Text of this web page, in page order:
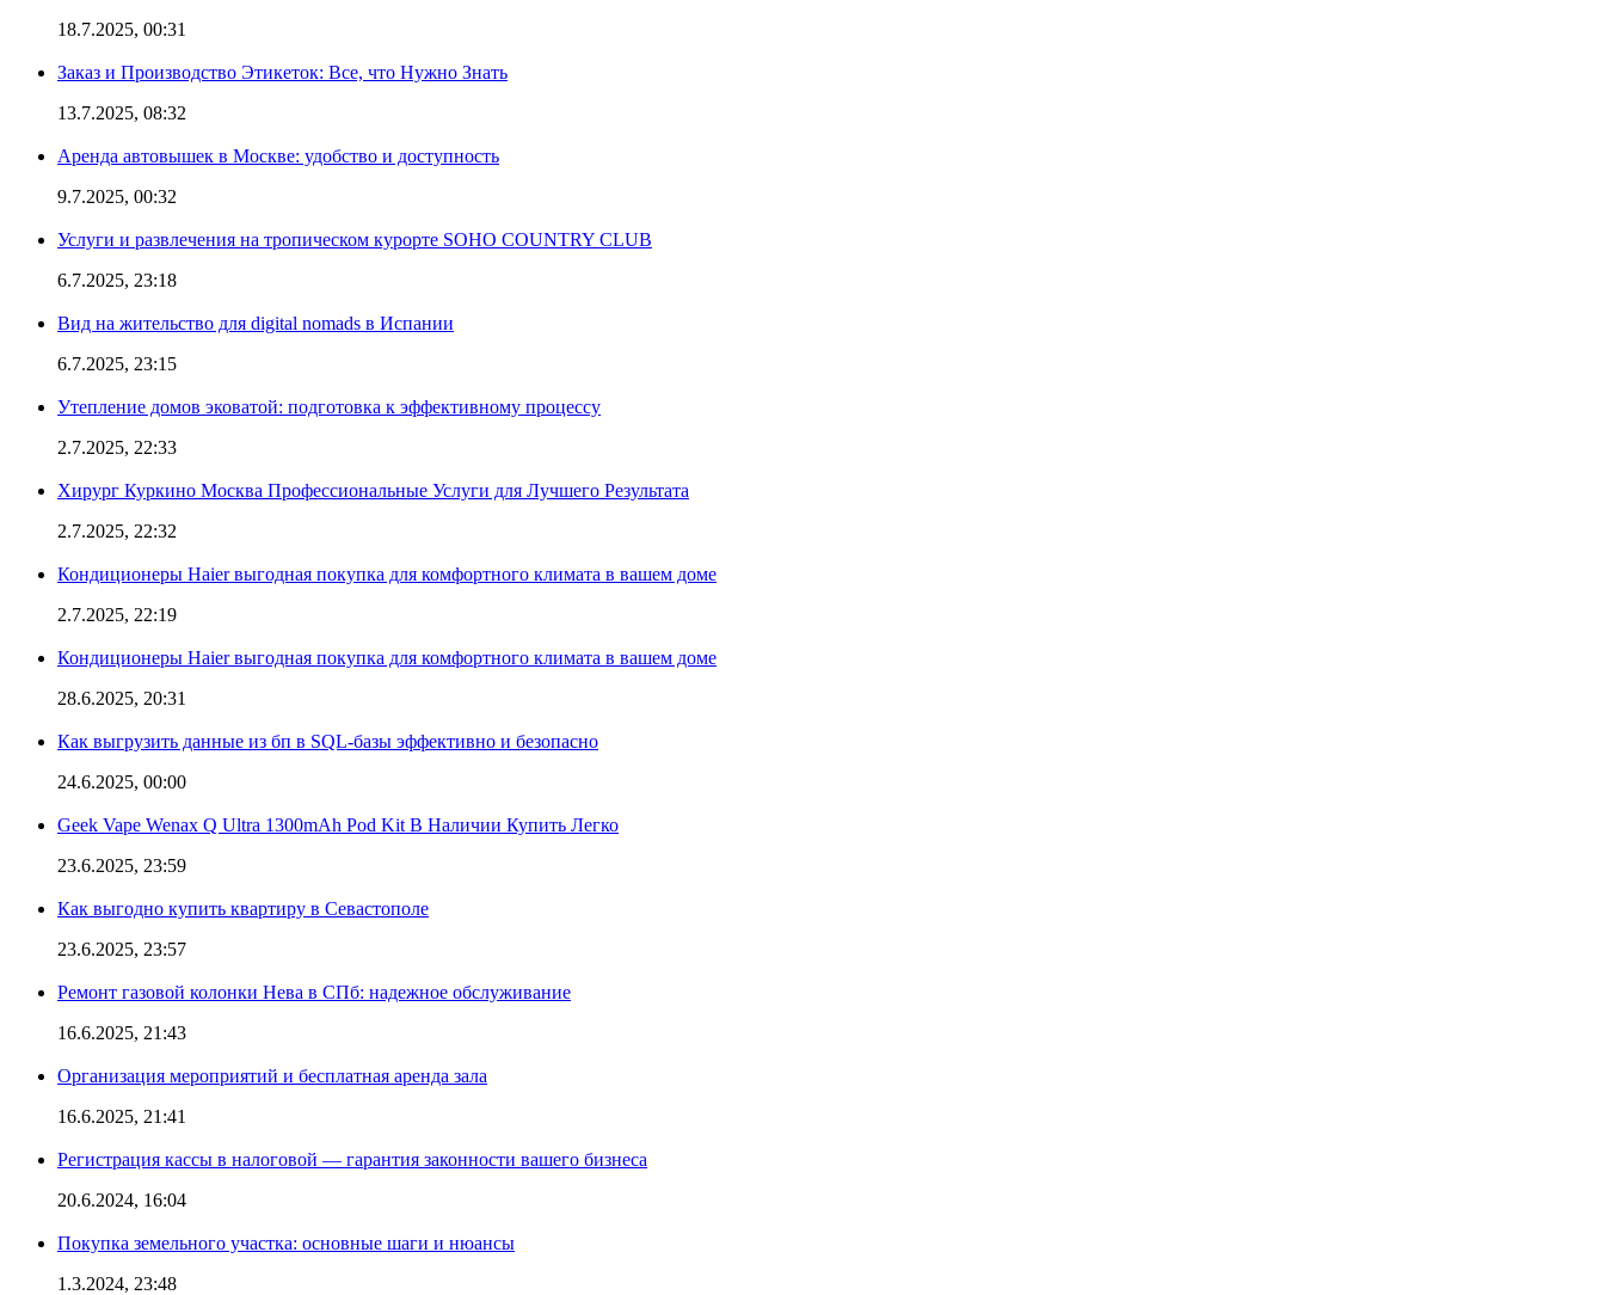
18.7.2025, 00:31
Заказ и Производство Этикеток: Все, что Нужно Знать
13.7.2025, 08:32
Аренда автовышек в Москве: удобство и доступность
9.7.2025, 00:32
Услуги и развлечения на тропическом курорте SOHO COUNTRY CLUB
6.7.2025, 23:18
Вид на жительство для digital nomads в Испании
6.7.2025, 23:15
Утепление домов эковатой: подготовка к эффективному процессу
2.7.2025, 22:33
Хирург Куркино Москва Профессиональные Услуги для Лучшего Результата
2.7.2025, 22:32
Кондиционеры Haier выгодная покупка для комфортного климата в вашем доме
2.7.2025, 22:19
Кондиционеры Haier выгодная покупка для комфортного климата в вашем доме
28.6.2025, 20:31
Как выгрузить данные из бп в SQL-базы эффективно и безопасно
24.6.2025, 00:00
Geek Vape Wenax Q Ultra 1300mAh Pod Kit В Наличии Купить Легко
23.6.2025, 23:59
Как выгодно купить квартиру в Севастополе
23.6.2025, 23:57
Ремонт газовой колонки Нева в СПб: надежное обслуживание
16.6.2025, 21:43
Организация мероприятий и бесплатная аренда зала
16.6.2025, 21:41
Регистрация кассы в налоговой — гарантия законности вашего бизнеса
20.6.2024, 16:04
Покупка земельного участка: основные шаги и нюансы
1.3.2024, 23:48